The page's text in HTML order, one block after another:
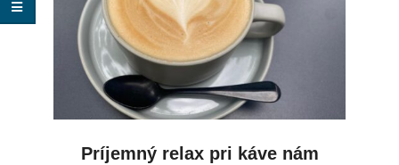
Príjemný relax pri káve nám